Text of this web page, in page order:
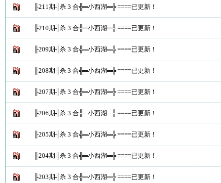
╟211期╢杀 3 合╬═小西湖═╬ ====已更新！
╟210期╢杀 3 合╬═小西湖═╬ ====已更新！
╟209期╢杀 3 合╬═小西湖═╬ ====已更新！
╟208期╢杀 3 合╬═小西湖═╬ ====已更新！
╟207期╢杀 3 合╬═小西湖═╬ ====已更新！
╟206期╢杀 3 合╬═小西湖═╬ ====已更新！
╟205期╢杀 3 合╬═小西湖═╬ ====已更新！
╟204期╢杀 3 合╬═小西湖═╬ ====已更新！
╟203期╢杀 3 合╬═小西湖═╬ ====已更新！